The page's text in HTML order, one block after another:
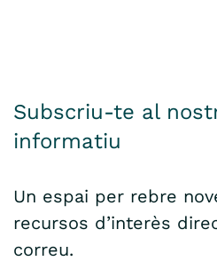
Subscriu-te al
informatiu
Un espai per rebre
recursos d’interès
correu.